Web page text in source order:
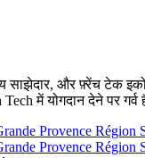
साझेदार, और फ़्रेंच टेक
में योगदान देने पर गर्व